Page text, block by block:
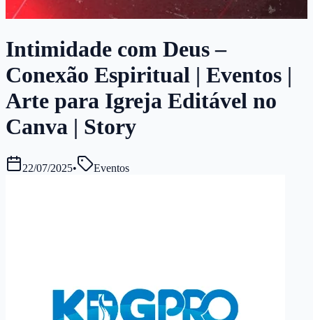
Intimidade com Deus –
Conexão Espiritual | Eventos |
Arte para Igreja Editável no
Canva | Story
22/07/2025• Eventos